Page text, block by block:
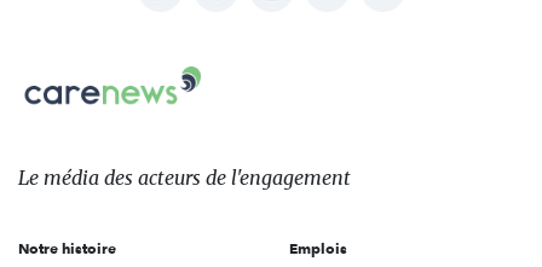
sur:
Carenews,
Le
des
l'engagement
Le média des acteurs de l'engagement
Notre histoire
Emplois